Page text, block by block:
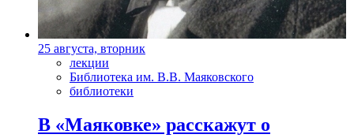
25 августа, вторник
лекции
Библиотека им. В.В. Маяковского
библиотеки
В «Маяковке» расскажут о